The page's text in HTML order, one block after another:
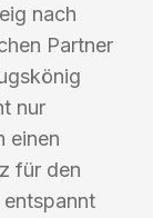
nach
Partner
nur
einen
für den